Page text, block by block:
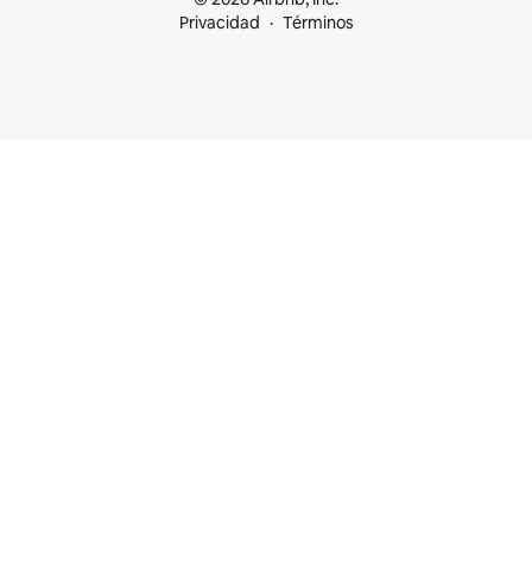
Privacidad
Términos